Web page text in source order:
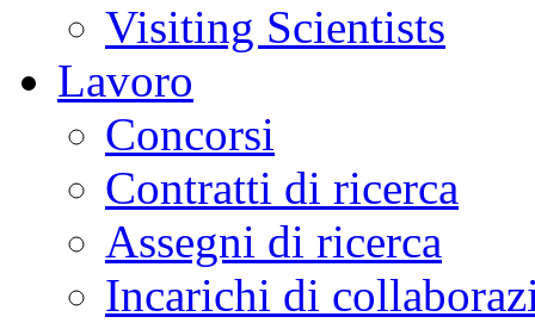
Visiting Scientists
Lavoro
Concorsi
Contratti di ricerca
Assegni di ricerca
Incarichi di